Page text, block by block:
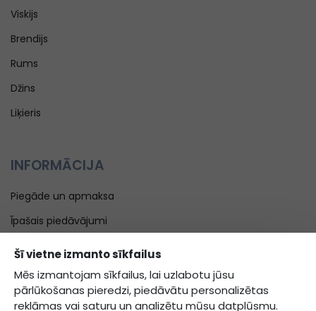
Viskijs
Brendijs
Rums
Džins
Liķieris
INFORMĀCIJA
Piegāde un apmaksa
Īpašais piedāvājumi
Blogs
Kontakti
Noteikumi un nosacījumi
Šī vietne izmanto sīkfailus
Mēs izmantojam sīkfailus, lai uzlabotu jūsu
pārlūkošanas pieredzi, piedāvātu personalizētas
reklāmas vai saturu un analizētu mūsu datplūsmu.